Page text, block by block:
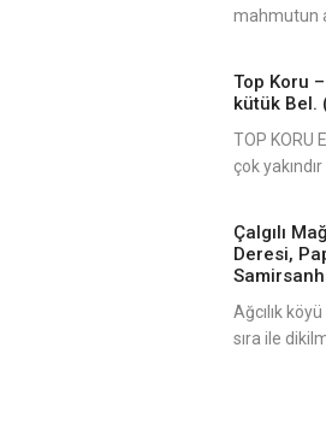
mahmutun
Top Koru
kütük Bel.
TOP KORU
çok yakındır
Çalgılı
Deresi,
Ağcılık
sıra ile